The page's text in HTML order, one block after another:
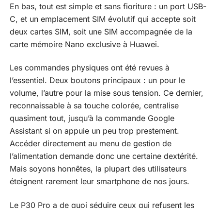
En bas, tout est simple et sans fioriture : un port USB-
C, et un emplacement SIM évolutif qui accepte soit
deux cartes SIM, soit une SIM accompagnée de la
carte mémoire Nano exclusive à Huawei.
Les commandes physiques ont été revues à
l’essentiel. Deux boutons principaux : un pour le
volume, l’autre pour la mise sous tension. Ce dernier,
reconnaissable à sa touche colorée, centralise
quasiment tout, jusqu’à la commande Google
Assistant si on appuie un peu trop prestement.
Accéder directement au menu de gestion de
l’alimentation demande donc une certaine dextérité.
Mais soyons honnêtes, la plupart des utilisateurs
éteignent rarement leur smartphone de nos jours.
Le P30 Pro a de quoi séduire ceux qui refusent les